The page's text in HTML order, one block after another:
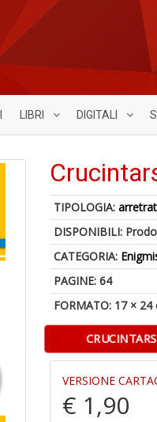
LIBRI DIGITALI
TIPOLOGIA:
DISPONIBILI:
CATEGORIA:
PAGINE: 64
FORMATO: 17 × 24
VERSIONE
€ 1,90